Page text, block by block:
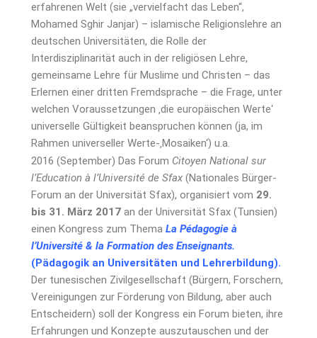
erfahrenen Welt (sie „vervielfacht das Leben“,
Mohamed Sghir Janjar) – islamische Religionslehre an
deutschen Universitäten, die Rolle der
Interdisziplinarität auch in der religiösen Lehre,
gemeinsame Lehre für Muslime und Christen – das
Erlernen einer dritten Fremdsprache – die Frage, unter
welchen Voraussetzungen ‚die europäischen Werte‘
universelle Gültigkeit beanspruchen können (ja, im
Rahmen universeller Werte-‚Mosaiken‘) u.a.
2016 (September) Das Forum Citoyen National sur
l’Education à l’Université de Sfax (Nationales Bürger-
Forum an der Universität Sfax), organisiert vom 29.
bis 31. März 2017 an der Universität Sfax (Tunsien)
einen Kongress zum ThemaLa Pédagogie à
l’Université & la Formation des Enseignants.
(Pädagogik an Universitäten und Lehrerbildung).
Der tunesischen Zivilgesellschaft (Bürgern, Forschern,
Vereinigungen zur Förderung von Bildung, aber auch
Entscheidern) soll der Kongress ein Forum bieten, ihre
Erfahrungen und Konzepte auszutauschen und der